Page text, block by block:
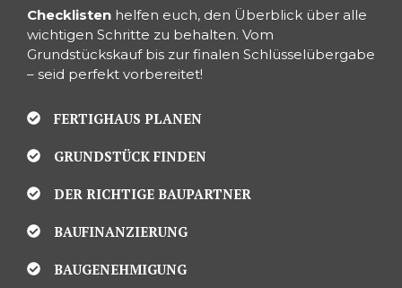
Checklisten helfen euch, den Überblick über alle
wichtigen Schritte zu behalten. Vom
Grundstückskauf bis zur finalen Schlüsselübergabe
– seid perfekt vorbereitet!
FERTIGHAUS PLANEN
GRUNDSTÜCK FINDEN
DER RICHTIGE BAUPARTNER
BAUFINANZIERUNG
BAUGENEHMIGUNG